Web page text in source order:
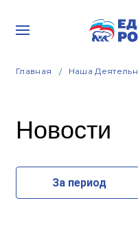
Главная Наша
Новости
За период